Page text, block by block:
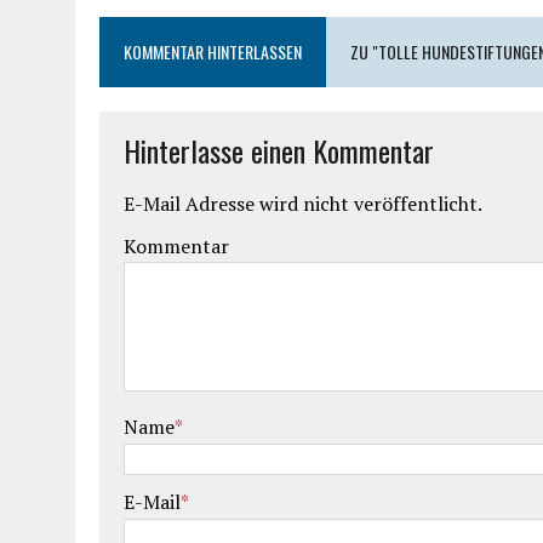
KOMMENTAR HINTERLASSEN ZU "TOLLE
Hinterlasse einen Kommentar
E-Mail Adresse wird nicht veröffentlicht.
Kommentar
Name*
E-Mail*